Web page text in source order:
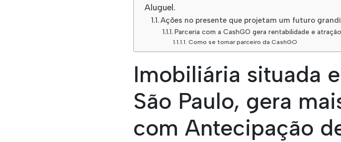
Aluguel.
Ações no presente que projetam um futuro
Parceria com a CashGO gera rentabilidade e
Como se tornar parceiro da CashGO
Imobiliária situada
São Paulo, gera
com Antecipação